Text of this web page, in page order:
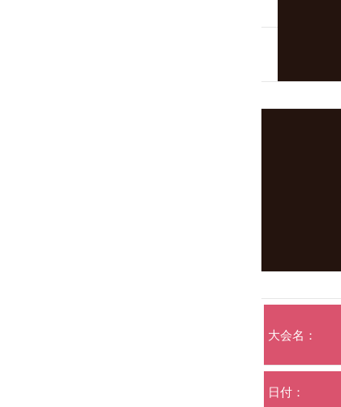
大会名：
日付：